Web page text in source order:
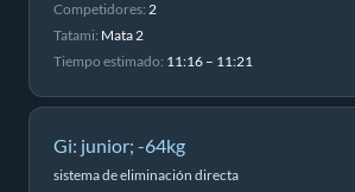
Competidores: 2
Tatami: Mata 2
Tiempo estimado: 11:16 – 11:21
Gi: junior; -64kg
sistema de eliminación directa